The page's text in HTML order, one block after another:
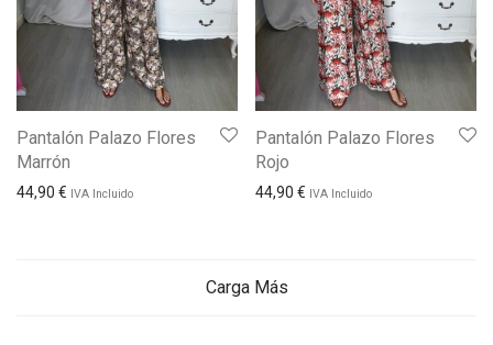
Pantalón Palazo Flores
Marrón
44,90 € IVA Incluido
Pantalón Palazo Flores
Rojo
44,90 € IVA Incluido
Carga Más